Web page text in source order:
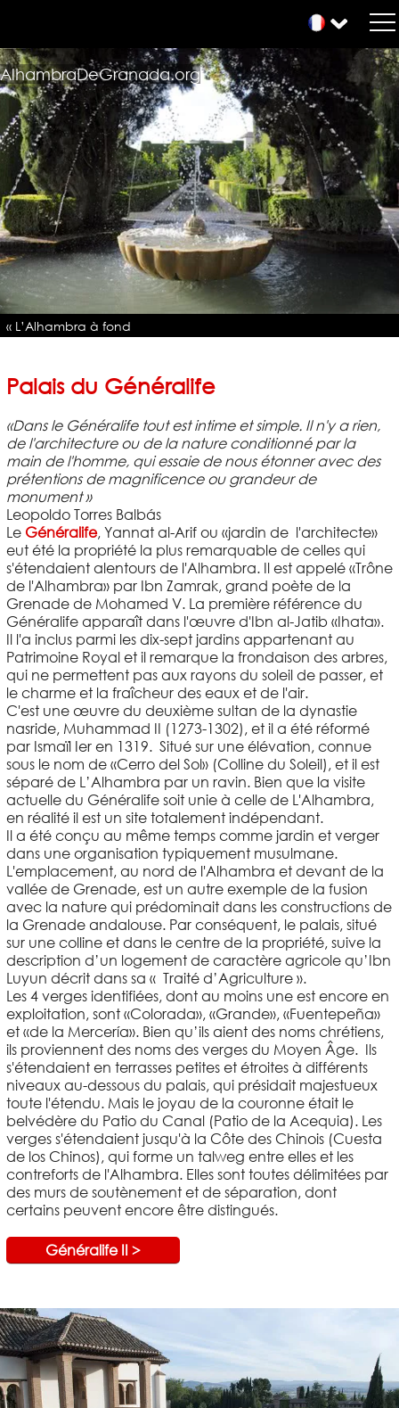
AlhambraDeGranada.org
« L’Alhambra à fond
Palais du Généralife
«Dans le Généralife tout est intime et simple. Il n'y a rien,
de l'architecture ou de la nature conditionné par la
main de l'homme, qui essaie de nous étonner avec des
prétentions de magnificence ou grandeur de
monument »
Leopoldo Torres Balbás
Le Généralife, Yannat al-Arif ou «jardin de l'architecte»
eut été la propriété la plus remarquable de celles qui
s'étendaient alentours de l'Alhambra. Il est appelé «Trône
de l'Alhambra» par Ibn Zamrak, grand poète de la
Grenade de Mohamed V. La première référence du
Généralife apparaît dans l'œuvre d'Ibn al-Jatib «Ihata».
Il l'a inclus parmi les dix-sept jardins appartenant au
Patrimoine Royal et il remarque la frondaison des arbres,
qui ne permettent pas aux rayons du soleil de passer, et
le charme et la fraîcheur des eaux et de l'air.
C'est une œuvre du deuxième sultan de la dynastie
nasride, Muhammad II (1273-1302), et il a été réformé
par Ismaïl Ier en 1319. Situé sur une élévation, connue
sous le nom de «Cerro del Sol» (Colline du Soleil), et il est
séparé de L’Alhambra par un ravin. Bien que la visite
actuelle du Généralife soit unie à celle de L'Alhambra,
en réalité il est un site totalement indépendant.
Il a été conçu au même temps comme jardin et verger
dans une organisation typiquement musulmane.
L'emplacement, au nord de l'Alhambra et devant de la
vallée de Grenade, est un autre exemple de la fusion
avec la nature qui prédominait dans les constructions de
la Grenade andalouse. Par conséquent, le palais, situé
sur une colline et dans le centre de la propriété, suive la
description d’un logement de caractère agricole qu’Ibn
Luyun décrit dans sa « Traité d’Agriculture ».
Les 4 verges identifiées, dont au moins une est encore en
exploitation, sont «Colorada», «Grande», «Fuentepeña»
et «de la Mercería». Bien qu’ils aient des noms chrétiens,
ils proviennent des noms des verges du Moyen Âge. Ils
s'étendaient en terrasses petites et étroites à différents
niveaux au-dessous du palais, qui présidait majestueux
toute l'étendu. Mais le joyau de la couronne était le
belvédère du Patio du Canal (Patio de la Acequia). Les
verges s'étendaient jusqu'à la Côte des Chinois (Cuesta
de los Chinos), qui forme un talweg entre elles et les
contreforts de l'Alhambra. Elles sont toutes délimitées par
des murs de soutènement et de séparation, dont
certains peuvent encore être distingués.
Généralife II >